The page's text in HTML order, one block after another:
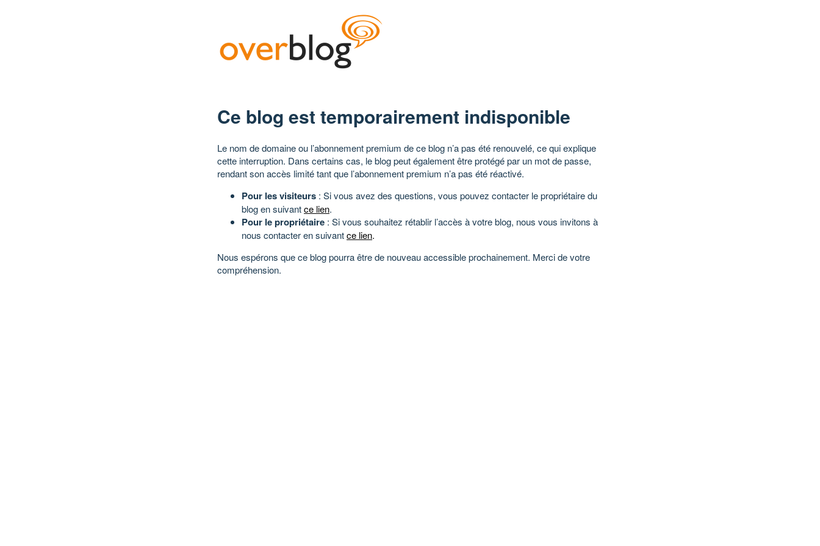
Ce blog est temporairement indisponible
Le nom de domaine ou l’abonnement premium de ce blog n’a pas été renouvelé, ce qui explique
cette interruption. Dans certains cas, le blog peut également être protégé par un mot de passe,
rendant son accès limité tant que l’abonnement premium n’a pas été réactivé.
Pour les visiteurs : Si vous avez des questions, vous pouvez contacter le propriétaire du
blog en suivantce lien.
Pour le propriétaire : Si vous souhaitez rétablir l’accès à votre blog, nous vous invitons à
nous contacter en suivantce lien.
Nous espérons que ce blog pourra être de nouveau accessible prochainement. Merci de votre
compréhension.